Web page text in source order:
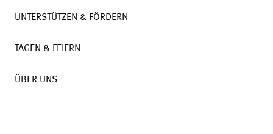
UNTERSTÜTZEN & FÖRDERN
TAGEN & FEIERN
ÜBER UNS